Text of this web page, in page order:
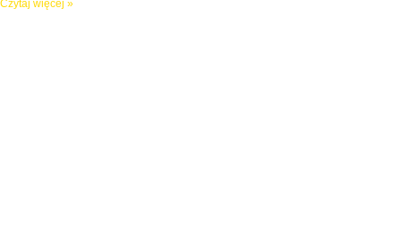
Czytaj więcej »